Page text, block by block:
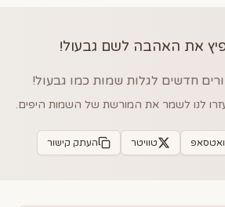
את האהבה לשם גבעול!
חדשים לגלות שמות כמו גבעול!
לנו לשמר את המורשת של השמות היפים.
טוויטר העתק קישור